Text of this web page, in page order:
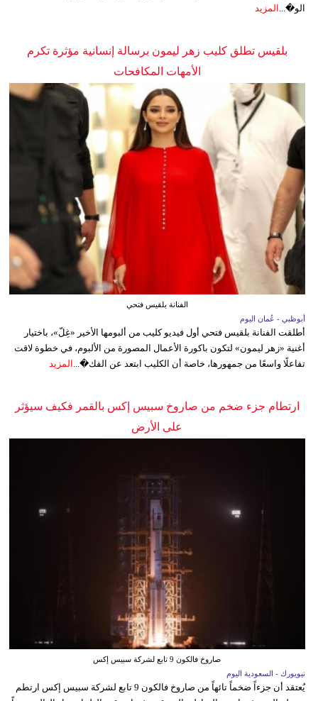
الو�...
المزيد
بلقيس تطلق كليب زهر ليمون برسالة إنسانية مؤثرة تكرم
الأمهات المكافحات
الفنانة بلقيس فتحي
أبوظبي - عُمان اليوم
أطلقت الفنانة بلقيس فتحي أول فيديو كليب من ألبومها الأخير «غِلّ»، باختيار
أغنية «زهر ليمون» لتكون باكورة الأعمال المصورة من الألبوم، في خطوة لاقت
تفاعلًا واسعًا من جمهورها، خاصة أن الكليب ابتعد عن الفك�... المزيد
ارتطام جزء ضخم من صاروخ سبيس إكس بالقمر فكيف سيؤثر
على الأرض
صاروخ فالكون 9 تابع لشركة سبيس إكس
نيويورك - السعودية اليوم
يُعتقد أن جزءاً ضخماً تائهاً من صاروخ فالكون 9 تابع لشركة سبيس إكس ارتطم